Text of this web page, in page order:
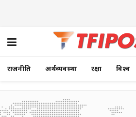
राजनीति अर्थव्यवस्था रक्षा विश्व